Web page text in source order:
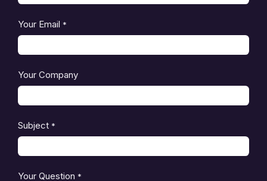
Your Email *
Your Company
Subject *
Your Question *